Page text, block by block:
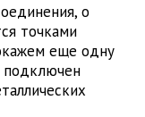
о
точками
еще одну
подключен